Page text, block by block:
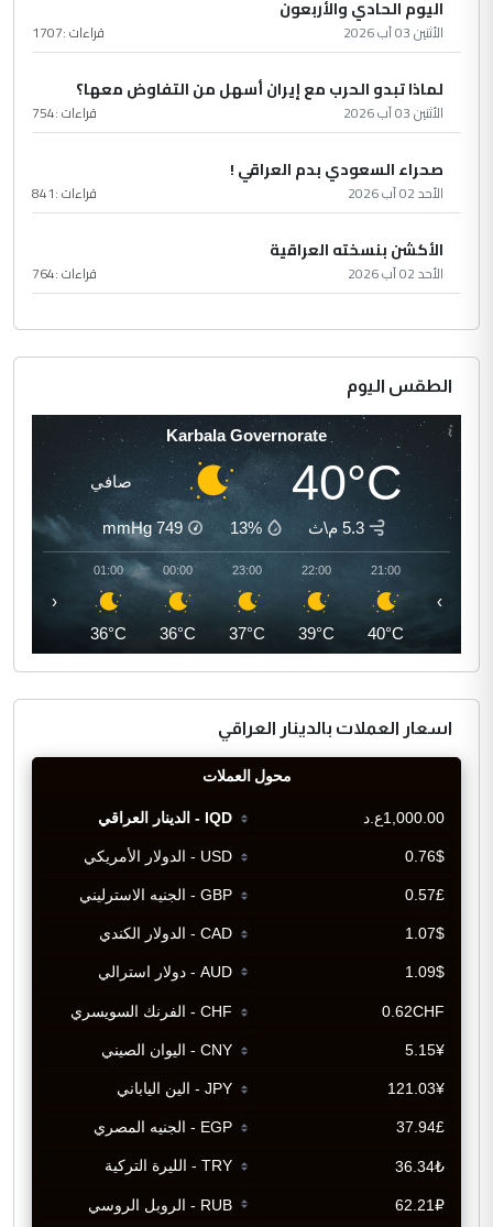
اليوم الحادي والأربعون
الأثنين 03 آب 2026 قراءات :1707
لماذا تبدو الحرب مع إيران أسهل من التفاوض معها؟
الأثنين 03 آب 2026 قراءات :754
صحراء السعودي بدم العراقي !
الأحد 02 آب 2026 قراءات :841
الأكشن بنسخته العراقية
الأحد 02 آب 2026 قراءات :764
الطقس اليوم
Karbala Governorate
40°C صافي
5.3 م\ث 13%
749
mmHg
21:00
40°C
22:00
39°C
23:00
37°C
00:00
36°C
01:00
36°C
‹ ›
اسعار العملات بالدينار العراقي